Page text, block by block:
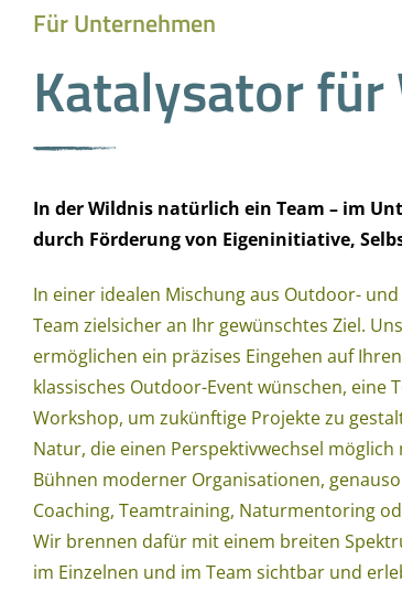
Für Unternehmen
Katalysator
In der Wildnis natürlich ein Team – im
durch Förderung von Eigeninitiative,
In einer idealen Mischung aus Outdoor-
Team zielsicher an Ihr gewünschtes Ziel.
ermöglichen ein präzises Eingehen auf
klassisches Outdoor-Event wünschen, eine
Workshop, um zukünftige Projekte zu
Natur, die einen Perspektivwechsel
Bühnen moderner Organisationen,
Coaching, Teamtraining, Naturmentoring
Wir brennen dafür mit einem breiten
im Einzelnen und im Team sichtbar und